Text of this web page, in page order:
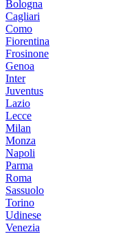
Bologna
Cagliari
Como
Fiorentina
Frosinone
Genoa
Inter
Juventus
Lazio
Lecce
Milan
Monza
Napoli
Parma
Roma
Sassuolo
Torino
Udinese
Venezia